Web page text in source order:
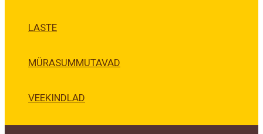
LASTE
MÜRASUMMUTAVAD
VEEKINDLAD